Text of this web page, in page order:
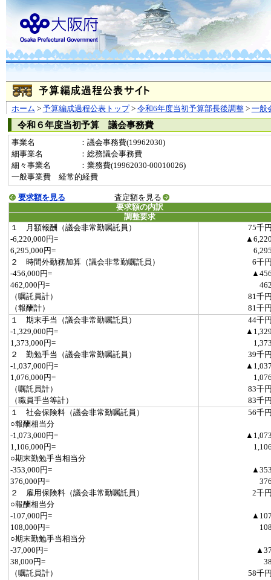
ホーム > 予算編成過程公表トップ> 令和6年度当初予算部長後調整> 一般
令和６年度当初予算 議会事務費
事業名
：議会事務費(19962030)
細事業名
：総務議会事務費
細々事業名
：業務費(19962030-00010026)
一般事業費 経常的経費
要求額を見る
査定額を見る
要求額の内訳
調整要求
１ 月額報酬（議会非常勤嘱託員）
75千
-6,220,000円=
6,295,000円=
２ 時間外勤務加算（議会非常勤嘱託員）
6千
-456,000円=
462,000円=
（嘱託員計）
81千
（報酬計）
81千
１ 期末手当（議会非常勤嘱託員）
44千
-1,329,000円=
1,373,000円=
２ 勤勉手当（議会非常勤嘱託員）
39千
-1,037,000円=
1,076,000円=
（嘱託員計）
83千
（職員手当等計）
83千
１ 社会保険料（議会非常勤嘱託員）
56千
○報酬相当分
-1,073,000円=
1,106,000円=
○期末勤勉手当相当分
-353,000円=
376,000円=
２ 雇用保険料（議会非常勤嘱託員）
2千
○報酬相当分
-107,000円=
108,000円=
○期末勤勉手当相当分
-37,000円=
38,000円=
（嘱託員計）
58千